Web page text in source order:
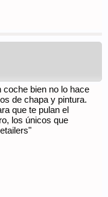
coche bien no lo hace
de chapa y pintura.
que te pulan el
los únicos que